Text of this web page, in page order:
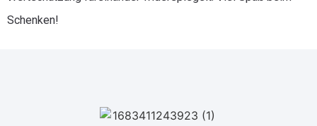
Schenken!